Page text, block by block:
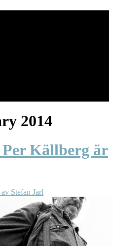
2014
Källberg är
Stefan Jarl